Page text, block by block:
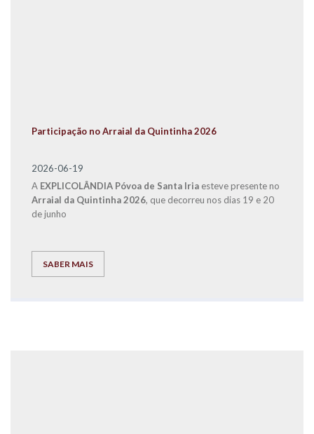
Participação no Arraial da Quintinha 2026
2026-06-19
A EXPLICOLÂNDIA Póvoa de Santa Iria esteve presente no
Arraial da Quintinha 2026, que decorreu nos dias 19 e 20
de junho
SABER MAIS